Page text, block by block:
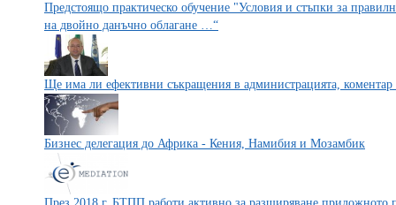
Предстоящо практическо обучение "Условия и стъпки за
на двойно данъчно облагане …“
Ще има ли ефективни съкращения в администрацията,
Бизнес делегация до Африка - Кения, Намибия и Мозамбик